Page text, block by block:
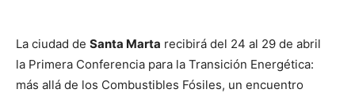
La ciudad de Santa Marta recibirá del 24 al 29 de abril
la Primera Conferencia para la Transición Energética:
más allá de los Combustibles Fósiles, un encuentro